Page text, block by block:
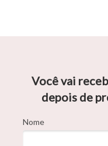
Você vai
depois de
Nome